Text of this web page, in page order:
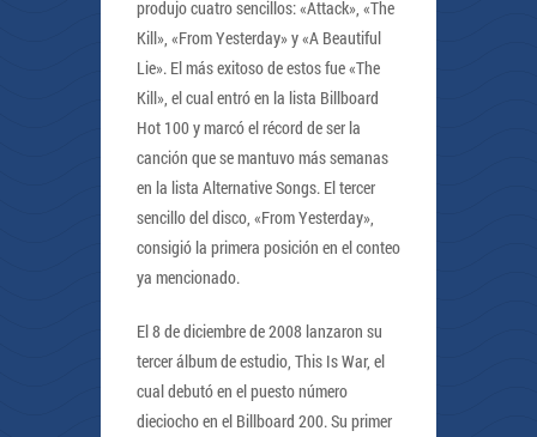
produjo cuatro sencillos: «Attack», «The
Kill», «From Yesterday» y «A Beautiful
Lie». El más exitoso de estos fue «The
Kill», el cual entró en la lista Billboard
Hot 100 y marcó el récord de ser la
canción que se mantuvo más semanas
en la lista Alternative Songs. El tercer
sencillo del disco, «From Yesterday»,
consigió la primera posición en el conteo
ya mencionado.
El 8 de diciembre de 2008 lanzaron su
tercer álbum de estudio, This Is War, el
cual debutó en el puesto número
dieciocho en el Billboard 200. Su primer